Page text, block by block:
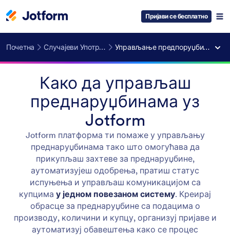
Пријави се бесплатно
Почетна Случајеви Употребе Управљање предпоруџбинама
Како да управљаш
преднаруџбинама уз
Jotform
Jotform платформа ти помаже у управљању
преднаруџбинама тако што омогућава да
прикупљаш захтеве за преднаруџбине,
аутоматизујеш одобрења, пратиш статус
испуњења и управљаш комуникацијом са
купцима у једном повезаном систему. Креирај
обрасце за преднаруџбине са подацима о
производу, количини и купцу, организуј пријаве и
аутоматизуј обавештења како се процес